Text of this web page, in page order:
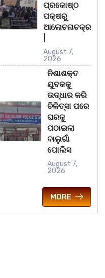
ପ୍ରକୋଷ୍ଠ
ପକ୍ଷରୁ
ଆଲୋଚନାଚକ୍ର
August 7,
2026
ନିଶାଶକ୍ତ
ଯୁବକକୁ
ଉଦ୍ଧାର କରି
ଚିକିତ୍ସା ପରେ
ଘରକୁ
ପଠାଇଲା
ବାଲୁଗାଁ
ପୋଲିସ
August 7,
2026
MORE